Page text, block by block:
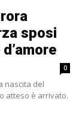
sposi
0
nascita del
atteso è arrivato.